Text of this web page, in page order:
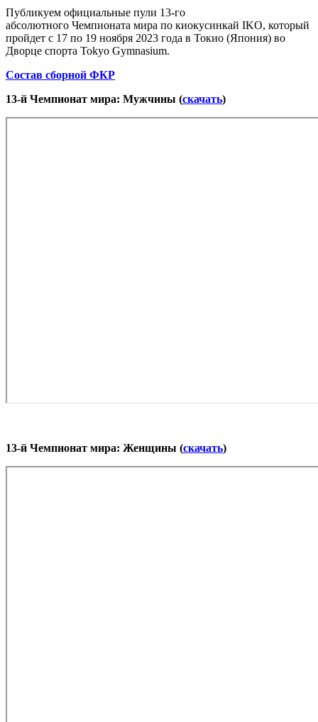
Публикуем официальные пули 13-го
абсолютного Чемпионата мира по киокусинкай IKO, который
пройдет с 17 по 19 ноября 2023 года в Токио (Япония) во
Дворце спорта Tokyo Gymnasium.
Состав сборной ФКР
13-й Чемпионат мира: Мужчины (скачать)
13-й Чемпионат мира: Женщины (скачать)